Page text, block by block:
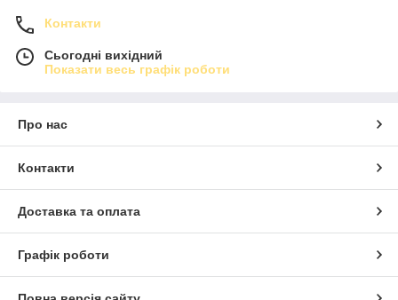
Контакти
Сьогодні вихідний
Показати весь графік роботи
Про нас
Контакти
Доставка та оплата
Графік роботи